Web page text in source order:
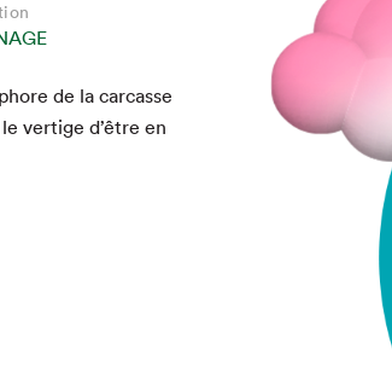
vous?
de la car­casse
ver­tige d’être en